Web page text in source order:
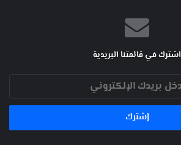
اشترك في قائمتنا البريدية